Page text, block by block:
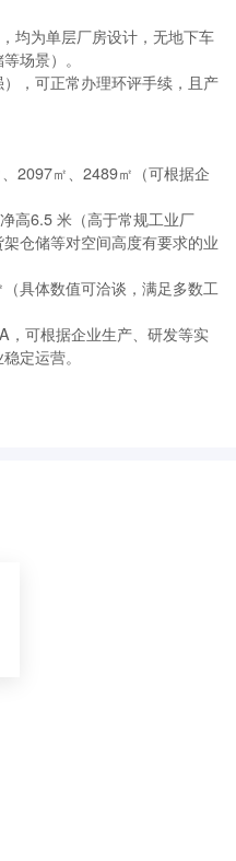
，均为单层厂房设计，无地下车
场景）。
，可正常办理环评手续，且 产
2097㎡、2489㎡ （可根据企
高6.5 米 （高于常规工业厂
仓储等对空间高度有要求的业
具体数值可洽谈，满足多数工
，可根据企业生产、研发等实
定运营。